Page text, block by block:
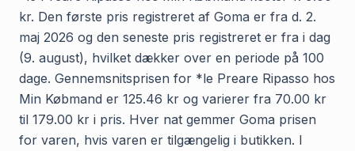
kr. Den første pris registreret af Goma er fra d. 2.
maj 2026 og den seneste pris registreret er fra i dag
(9. august), hvilket dækker over en periode på 100
dage. Gennemsnitsprisen for *le Preare Ripasso hos
Min Købmand er 125.46 kr og varierer fra 70.00 kr
til 179.00 kr i pris. Hver nat gemmer Goma prisen
for varen, hvis varen er tilgængelig i butikken. I